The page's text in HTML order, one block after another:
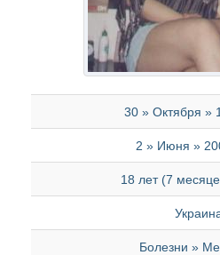
30 » Октября »
2 » Июня »
18 лет (7
Болезни »